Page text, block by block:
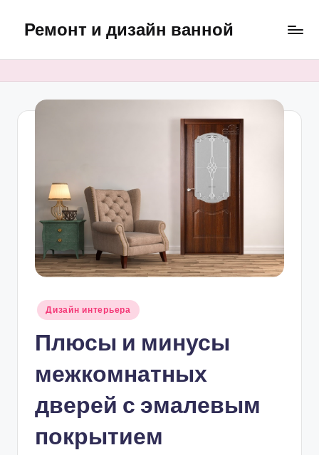
Перейти
содержимому
Ремонт и дизайн ванной
практичные
интерьерные
Опубликовано
Дизайн интерьера
Плюсы и минусы
межкомнатных
дверей с эмалевым
покрытием